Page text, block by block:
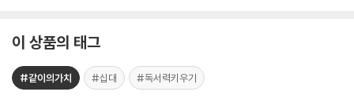
이 상품의 태그
#같이의가치 #십대 #독서력키우기